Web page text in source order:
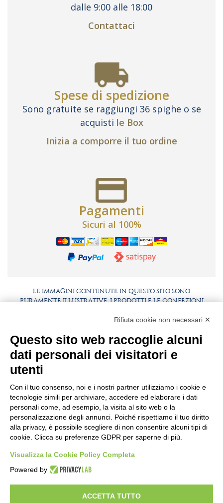
dalle 9:00 alle 18:00
Contattaci
Spese di spedizione
Sono gratuite se raggiungi 36 spighe o se
acquisti le Box
Inizia a comporre il tuo ordine
Pagamenti
Sicuri al 100%
LE IMMAGINI CONTENUTE IN QUESTO SITO SONO
PURAMENTE ILLUSTRATIVE, I PRODOTTI E LE CONFEZIONI
BEST PARTNER AREA
COMPLIANCE
TERMINI E CONDIZIONI
SEDE E STABILIMENTO
VIA SOMMARIVA N.139/141
TEL+39 011 971 39 43• E-MailInfo@pastaberruto.it
P.IVA/C.FIS. 09009450017
Rifiuta cookie non necessari ✕
Questo sito web raccoglie alcuni
dati personali dei visitatori e
utenti
Con il tuo consenso, noi e i nostri partner utilizziamo i cookie e
tecnologie simili per archiviare, accedere ed elaborare i dati
personali come, ad esempio, la visita al sito web o la
personalizzazione degli annunci. Poiché rispettiamo il tuo diritto
alla privacy, è possibile scegliere di non consentire alcuni tipi di
cookie. Clicca su preferenze GDPR per saperne di più.
Visualizza la Cookie Policy Completa
Powered by
ACCETTA TUTTO